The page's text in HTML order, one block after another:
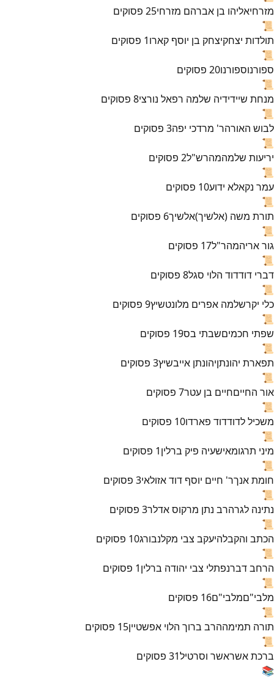
מזרחיאליהו בן אברהם מזרחי25 פסוקים
📜
תולדות יצחקיצחק בן יוסף קארו1 פסוקים
📜
ספורנוספורנו20 פסוקים
📜
מנחת שיידידיה שלמה רפאל נורצי8 פסוקים
📜
לבוש האורהר' מרדכי יפה3 פסוקים
📜
יריעות שלמהמהרש"ל2 פסוקים
📜
עמר נקאלא ידוע10 פסוקים
📜
תורת משה (אלשיך)אלשיך6 פסוקים
📜
גור אריהמהר"ל17 פסוקים
📜
דברי דודדוד הלוי סגל8 פסוקים
📜
כלי יקרשלמה אפרים מלונטשיץ9 פסוקים
📜
שפתי חכמיםשבתי בס19 פסוקים
📜
תפארת יהונתןיהונתן אייבשיץ3 פסוקים
📜
אור החייםחיים בן עטר7 פסוקים
📜
משכיל לדודדוד פארדו10 פסוקים
📜
מיני תרגומאישעיה פיק ברלין1 פסוקים
📜
חומת אנךר' חיים יוסף דוד אזולאי3 פסוקים
📜
נתינה לגרהרב נתן מרקוס אדלר3 פסוקים
📜
הכתב והקבלהיעקב צבי מקלנבורג10 פסוקים
📜
הרחב דברנפתלי צבי יהודה ברלין1 פסוקים
📜
מלבי"םמלבי"ם16 פסוקים
📜
תורה תמימההרב ברוך הלוי אפשטיין15 פסוקים
📜
ברכת אשראשר וסרטיל31 פסוקים
📚